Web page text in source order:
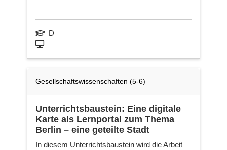
D
Gesellschaftswissenschaften (5-6)
Unterrichtsbaustein: Eine digitale
Karte als Lernportal zum Thema
Berlin – eine geteilte Stadt
In diesem Unterrichtsbaustein wird die Arbeit